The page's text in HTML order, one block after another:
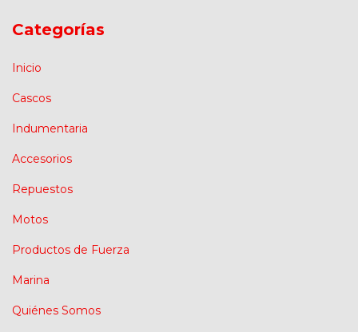
Categorías
Inicio
Cascos
Indumentaria
Accesorios
Repuestos
Motos
Productos de Fuerza
Marina
Quiénes Somos